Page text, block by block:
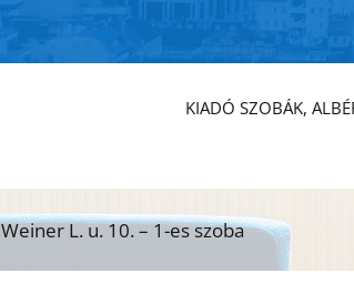
KIADÓ SZOBÁK,
Weiner L. u. 10. – 1-es szoba